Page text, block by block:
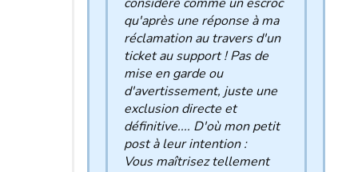
qu'après une réponse à ma
réclamation au travers d'un
ticket au support ! Pas de
mise en garde ou
d'avertissement, juste une
exclusion directe et
définitive.... D'où mon petit
post à leur intention :
Vous maîtrisez tellement